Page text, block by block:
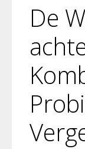
De